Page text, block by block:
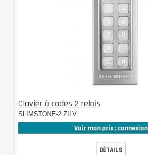
Clavier à codes 2 relais
SLIMSTONE-2 ZILV
Voir mon prix : connexion
DÉTAILS